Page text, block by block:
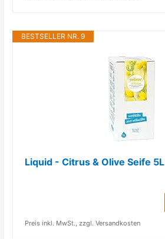
BESTSELLER NR. 9
Liquid - Citrus & Olive Seife 5L
Preis inkl. MwSt., zzgl. Versandkosten